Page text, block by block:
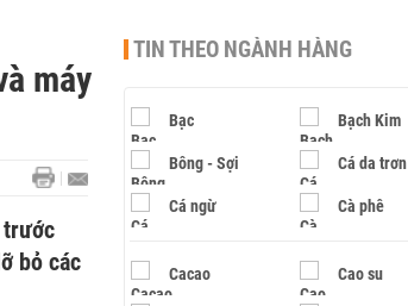
máy
trước
bỏ các
TIN THEO NGÀNH HÀNG
Bạc Bạch Kim
Bông - Sợi Cá da trơn
Cá ngừ Cà phê
Cacao Cao su